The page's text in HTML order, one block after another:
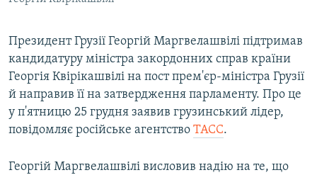
ІНФОГРАФІКА
ДОЛУЧАЙСЯ!
Усі сайти RFE/RL
Президент Грузії Георгій Маргвелашвілі підтримав
кандидатуру міністра закордонних справ країни
Георгія Квірікашвілі на пост прем'єр-міністра Грузії
й направив її на затвердження парламенту. Про це
у п'ятницю 25 грудня заявив грузинський лідер,
повідомляє російське агентство ТАСС.
Георгій Маргвелашвілі висловив надію на те, що